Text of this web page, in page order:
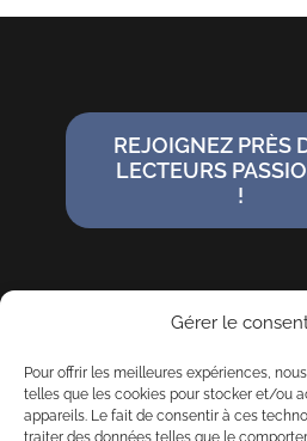
Gérer le
Pour offrir les meilleures expériences,
telles que les cookies pour stocker et/ou
appareils. Le fait de consentir à ces
traiter des données telles que le
REJOIGNEZ PRÈS
LECTEURS
!